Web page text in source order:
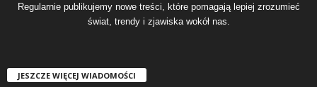
Regularnie publikujemy nowe treści, które pomagają lepiej zrozumieć
świat, trendy i zjawiska wokół nas.
JESZCZE WIĘCEJ WIADOMOŚCI